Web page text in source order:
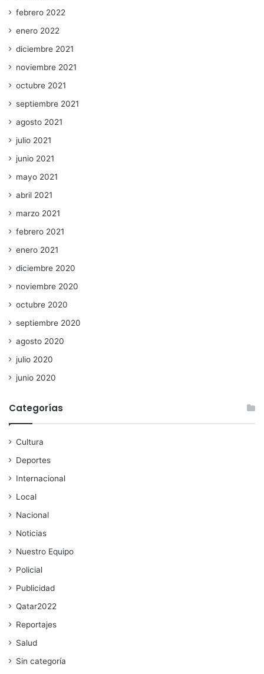
febrero 2022
enero 2022
diciembre 2021
noviembre 2021
octubre 2021
septiembre 2021
agosto 2021
julio 2021
junio 2021
mayo 2021
abril 2021
marzo 2021
febrero 2021
enero 2021
diciembre 2020
noviembre 2020
octubre 2020
septiembre 2020
agosto 2020
julio 2020
junio 2020
Categorías
Cultura
Deportes
Internacional
Local
Nacional
Noticias
Nuestro Equipo
Policial
Publicidad
Qatar2022
Reportajes
Salud
Sin categoría